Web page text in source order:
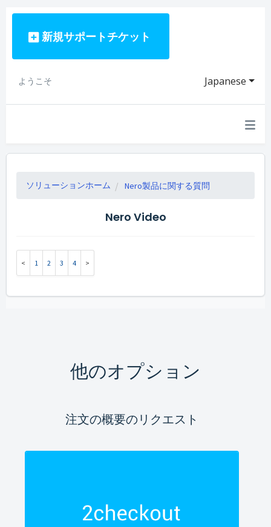
新規サポートチケット
Japanese
ようこそ
ソリューションホーム Nero製品に関する質問
Nero Video
1 2 3 4
他のオプション
注文の概要のリクエスト